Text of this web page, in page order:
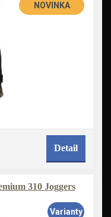
NOVINKA
Detail
310 Joggers
Varianty